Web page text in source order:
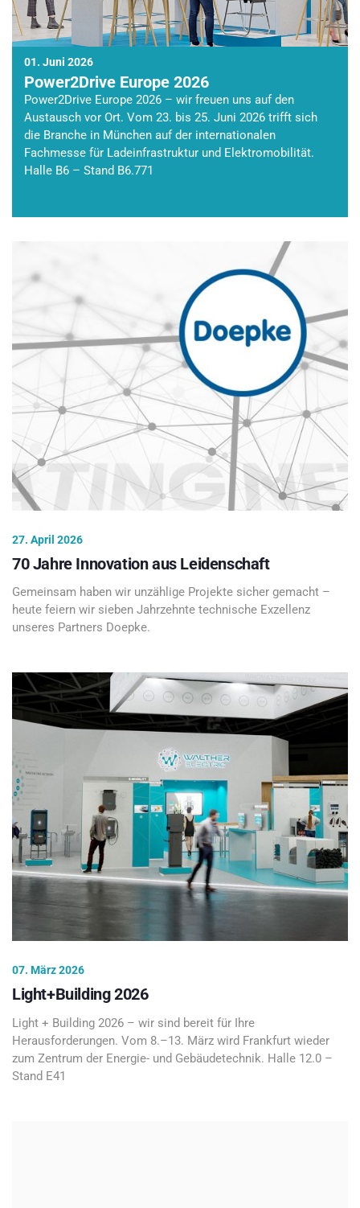
01. Juni 2026
Power2Drive Europe 2026
Power2Drive Europe 2026 – wir freuen uns auf den
Austausch vor Ort. Vom 23. bis 25. Juni 2026 trifft sich
die Branche in München auf der internationalen
Fachmesse für Ladeinfrastruktur und Elektromobilität.
Halle B6 – Stand B6.771
27. April 2026
70 Jahre Innovation aus Leidenschaft
Gemeinsam haben wir unzählige Projekte sicher gemacht –
heute feiern wir sieben Jahrzehnte technische Exzellenz
unseres Partners Doepke.
07. März 2026
Light+Building 2026
Light + Building 2026 – wir sind bereit für Ihre
Herausforderungen. Vom 8.–13. März wird Frankfurt wieder
zum Zentrum der Energie- und Gebäudetechnik. Halle 12.0 –
Stand E41